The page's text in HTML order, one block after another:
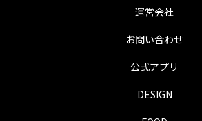
運営会社
お問い合わせ
公式アプリ
DESIGN